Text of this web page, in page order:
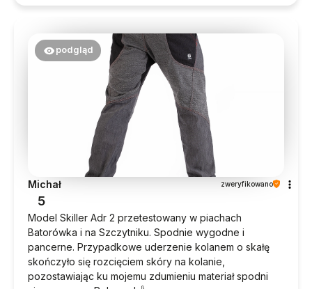
podgląd
Michał zweryfikowano
5
Model Skiller Adr 2 przetestowany w piachach
Batorówka i na Szczytniku. Spodnie wygodne i
pancerne. Przypadkowe uderzenie kolanem o skałę
skończyło się rozcięciem skóry na kolanie,
pozostawiając ku mojemu zdumieniu materiał spodni